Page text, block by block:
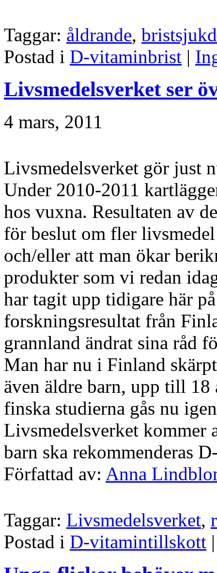
Taggar: åldrande,
Postad i D-vitaminbrist |
Livsmedelsverket ser
4 mars, 2011
Livsmedelsverket gör just
Under 2010-2011
hos vuxna. Resultaten av
för beslut om fler
och/eller att man ökar
produkter som vi redan
har tagit upp tidigare här
forskningsresultat från
grannland ändrat sina råd
Man har nu i Finland
även äldre barn, upp till
finska studierna gås nu
Livsmedelsverket
barn ska rekommenderas
Författad av: Anna
Taggar: Livsmedelsverket,
Postad i D-vitamintillskott